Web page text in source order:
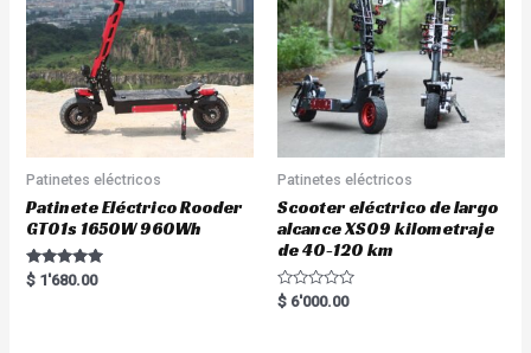
Patinetes eléctricos
Patinete Eléctrico Rooder
GT01s 1650W 960Wh
Rated
5.00
$ 1'680.00
Patinetes eléctricos
Scooter eléctrico de largo
alcance XS09 kilometraje
de 40-120 km
R
a
$ 6'000.00